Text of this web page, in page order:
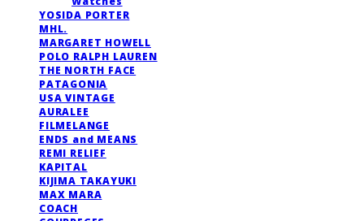
YOSIDA PORTER
MHL.
MARGARET HOWELL
POLO RALPH LAUREN
THE NORTH FACE
PATAGONIA
USA VINTAGE
AURALEE
FILMELANGE
ENDS and MEANS
REMI RELIEF
KAPITAL
KIJIMA TAKAYUKI
MAX MARA
COACH